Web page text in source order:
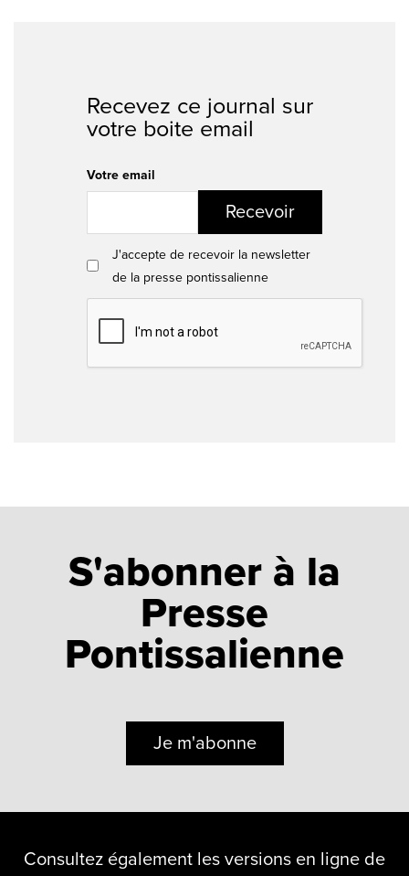
Recevez ce journal sur
votre boite email
Votre email
Recevoir
J'accepte de recevoir la newsletter
de la presse pontissalienne
S'abonner à la
Presse
Pontissalienne
Je m'abonne
Consultez également les versions en ligne de